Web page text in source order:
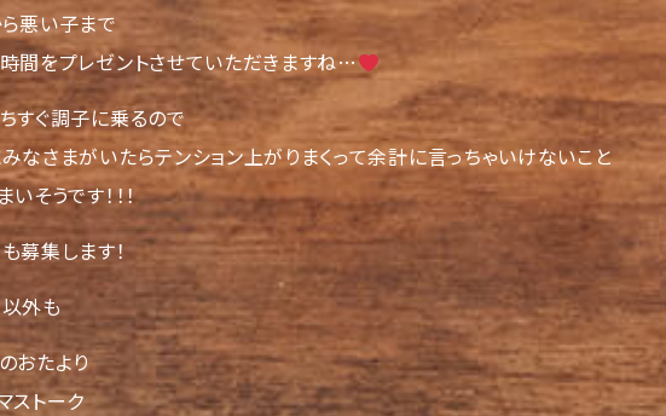
悪い子まで
間をプレゼントさせていただきますね…
すぐ調子に乗るので
なさまがいたらテンション上がりまくって余計に言っちゃいけないこと
そうです！！！
募集します！
外も
おたより
ストーク